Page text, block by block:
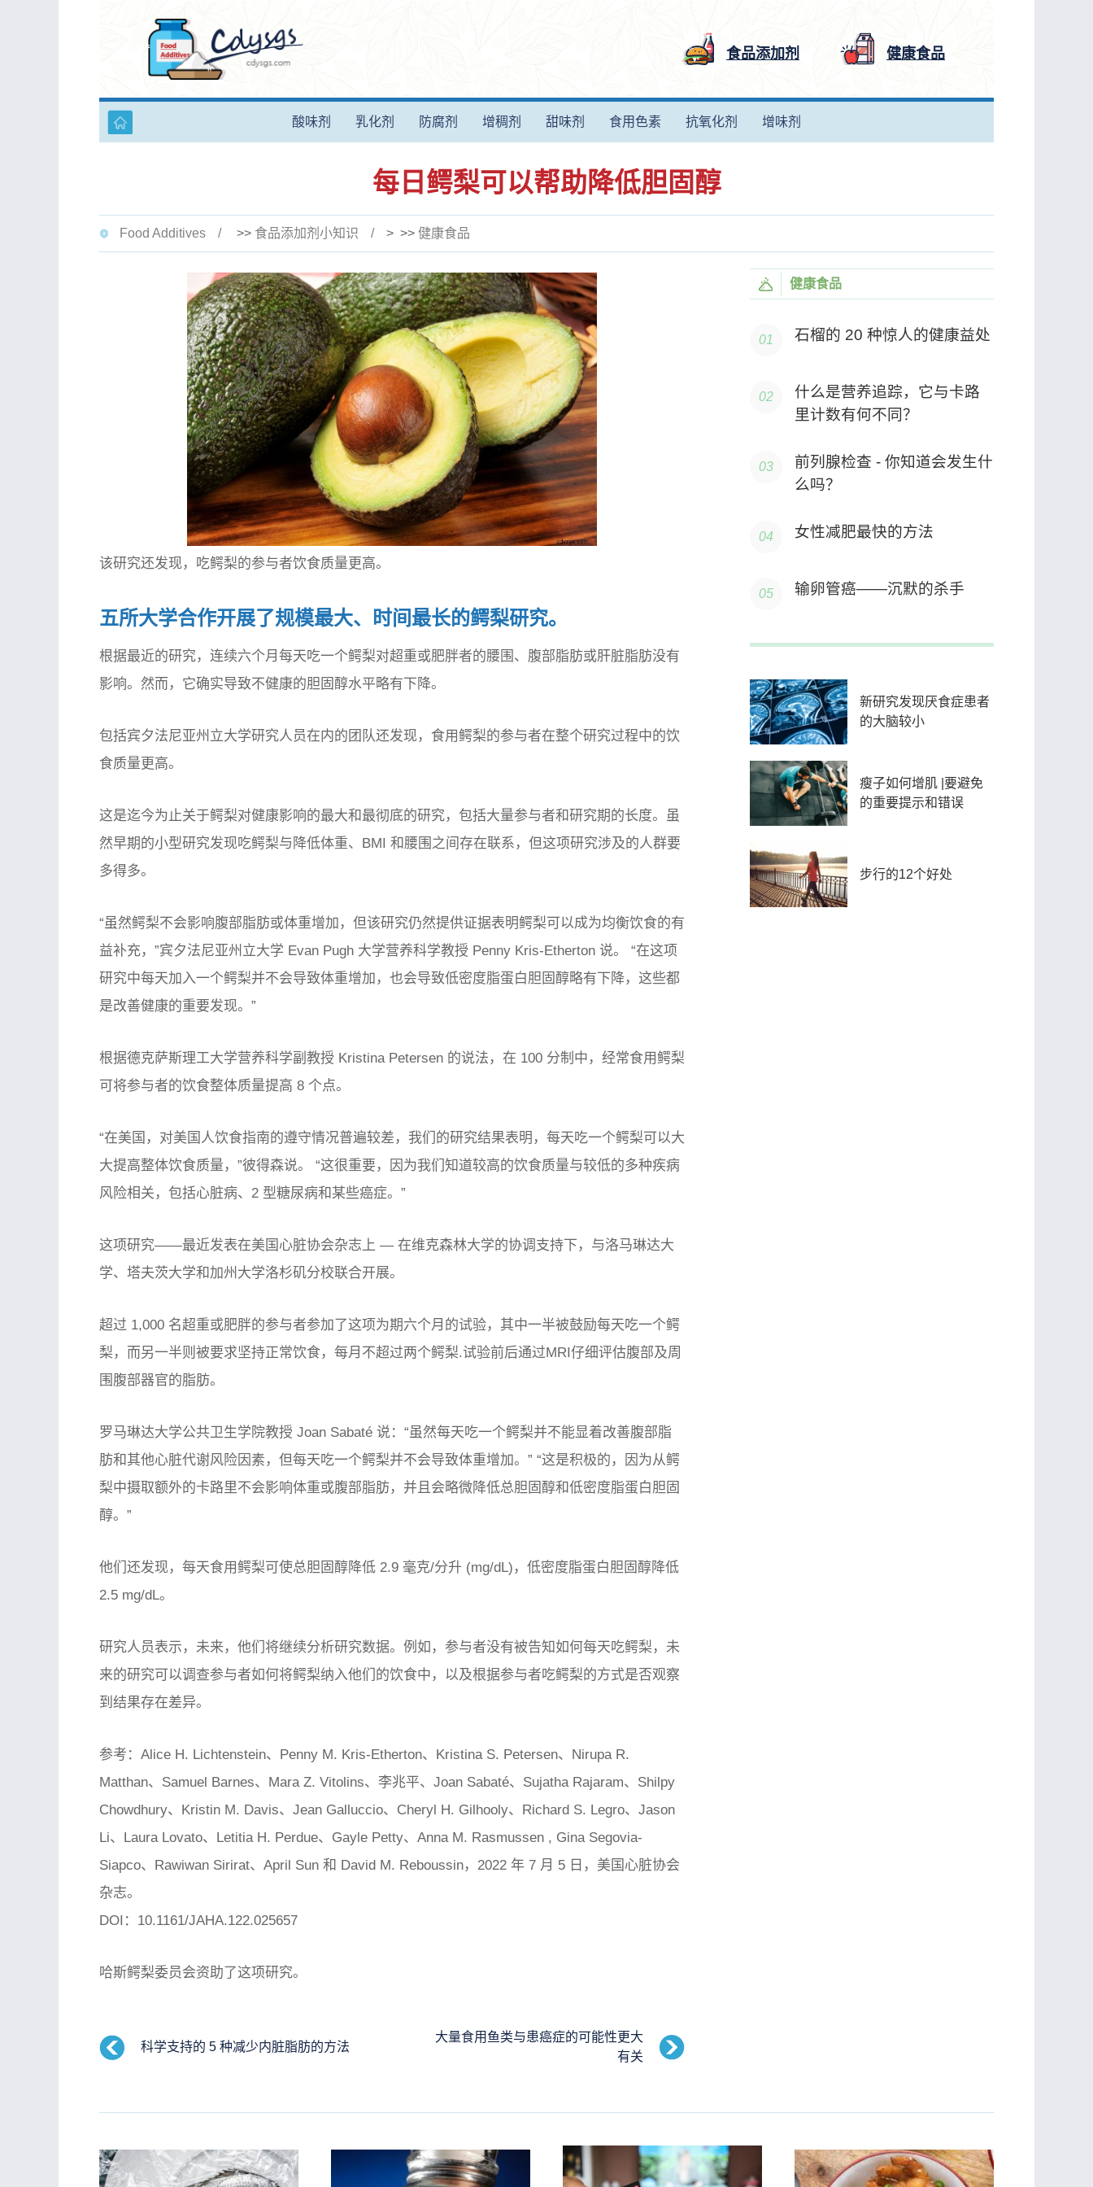
食品添加剂 健康食品
酸味剂 乳化剂 防腐剂 增稠剂 甜味剂 食用色素 抗氧化剂 增味剂
每日鳄梨可以帮助降低胆固醇
Food Additives >> 食品添加剂小知识 > >> 健康食品
该研究还发现，吃鳄梨的参与者饮食质量更高。
五所大学合作开展了规模最大、时间最长的鳄梨研究。
根据最近的研究，连续六个月每天吃一个鳄梨对超重或肥胖者的腰围、腹部脂肪或肝脏脂肪没有
影响。然而，它确实导致不健康的胆固醇水平略有下降。
包括宾夕法尼亚州立大学研究人员在内的团队还发现，食用鳄梨的参与者在整个研究过程中的饮
食质量更高。
这是迄今为止关于鳄梨对健康影响的最大和最彻底的研究，包括大量参与者和研究期的长度。虽
然早期的小型研究发现吃鳄梨与降低体重、BMI 和腰围之间存在联系，但这项研究涉及的人群要
多得多。
“虽然鳄梨不会影响腹部脂肪或体重增加，但该研究仍然提供证据表明鳄梨可以成为均衡饮食的有
益补充，”宾夕法尼亚州立大学 Evan Pugh 大学营养科学教授 Penny Kris-Etherton 说。 “在这项
研究中每天加入一个鳄梨并不会导致体重增加，也会导致低密度脂蛋白胆固醇略有下降，这些都
是改善健康的重要发现。”
根据德克萨斯理工大学营养科学副教授 Kristina Petersen 的说法，在 100 分制中，经常食用鳄梨
可将参与者的饮食整体质量提高 8 个点。
“在美国，对美国人饮食指南的遵守情况普遍较差，我们的研究结果表明，每天吃一个鳄梨可以大
大提高整体饮食质量，”彼得森说。 “这很重要，因为我们知道较高的饮食质量与较低的多种疾病
风险相关，包括心脏病、2 型糖尿病和某些癌症。”
这项研究——最近发表在美国心脏协会杂志上 — 在维克森林大学的协调支持下，与洛马琳达大
学、塔夫茨大学和加州大学洛杉矶分校联合开展。
超过 1,000 名超重或肥胖的参与者参加了这项为期六个月的试验，其中一半被鼓励每天吃一个鳄
梨，而另一半则被要求坚持正常饮食，每月不超过两个鳄梨.试验前后通过MRI仔细评估腹部及周
围腹部器官的脂肪。
罗马琳达大学公共卫生学院教授 Joan Sabaté 说：“虽然每天吃一个鳄梨并不能显着改善腹部脂
肪和其他心脏代谢风险因素，但每天吃一个鳄梨并不会导致体重增加。” “这是积极的，因为从鳄
梨中摄取额外的卡路里不会影响体重或腹部脂肪，并且会略微降低总胆固醇和低密度脂蛋白胆固
醇。”
他们还发现，每天食用鳄梨可使总胆固醇降低 2.9 毫克/分升 (mg/dL)，低密度脂蛋白胆固醇降低
2.5 mg/dL。
研究人员表示，未来，他们将继续分析研究数据。例如，参与者没有被告知如何每天吃鳄梨，未
来的研究可以调查参与者如何将鳄梨纳入他们的饮食中，以及根据参与者吃鳄梨的方式是否观察
到结果存在差异。
参考：Alice H. Lichtenstein、Penny M. Kris‐Etherton、Kristina S. Petersen、Nirupa R.
Matthan、Samuel Barnes、Mara Z. Vitolins、李兆平、Joan Sabaté、Sujatha Rajaram、Shilpy
Chowdhury、Kristin M. Davis、Jean Galluccio、Cheryl H. Gilhooly、Richard S. Legro、Jason
Li、Laura Lovato、Letitia H. Perdue、Gayle Petty、Anna M. Rasmussen , Gina Segovia-
Siapco、Rawiwan Sirirat、April Sun 和 David M. Reboussin，2022 年 7 月 5 日， 美国心脏协会
杂志。
DOI：10.1161/JAHA.122.025657
哈斯鳄梨委员会资助了这项研究。
科学支持的 5 种减少内脏脂肪的方法
大量食用鱼类与患癌症的可能性更大
有关
健康食品
石榴的 20 种惊人的健康益处
什么是营养追踪，它与卡路
里计数有何不同？
前列腺检查 - 你知道会发生什
么吗？
女性减肥最快的方法
输卵管癌——沉默的杀手
新研究发现厌食症患者
的大脑较小
瘦子如何增肌 |要避免
的重要提示和错误
步行的12个好处